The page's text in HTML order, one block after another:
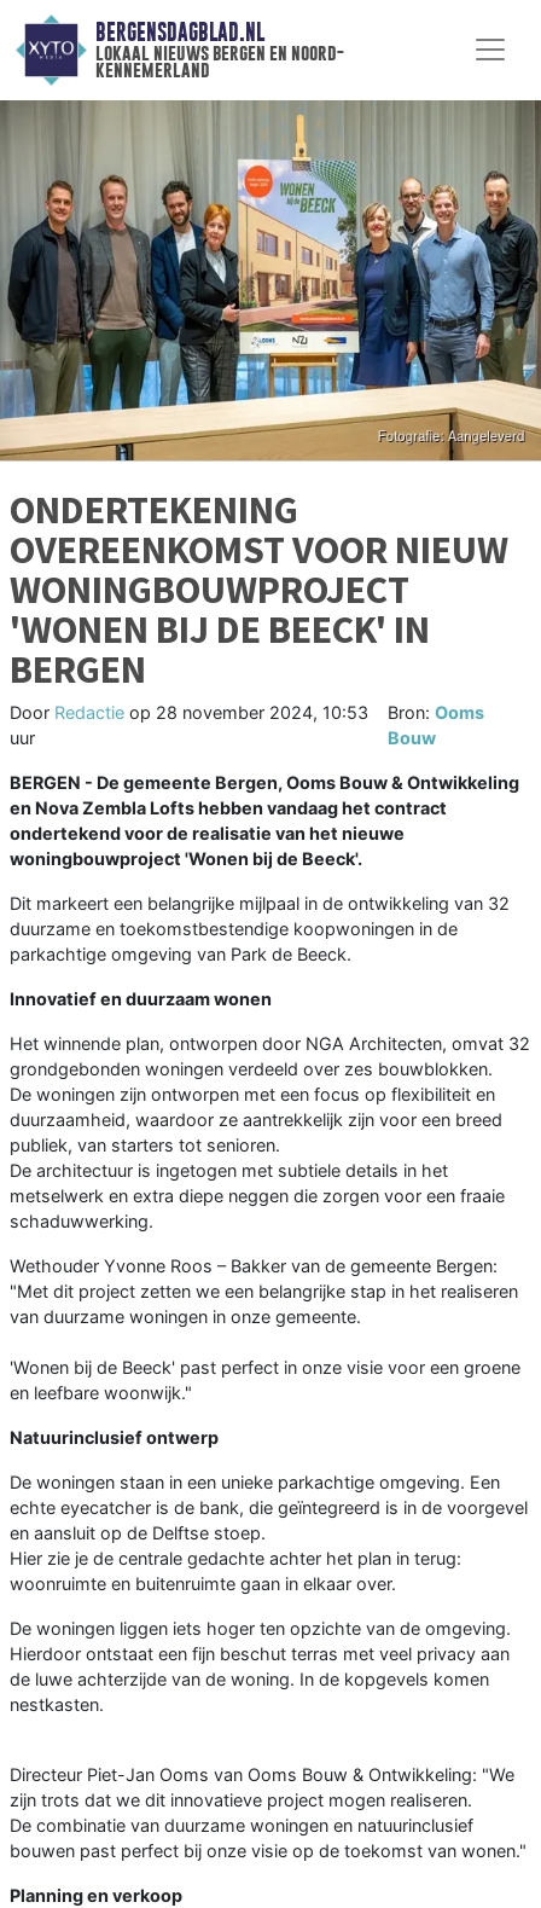
BERGENSDAGBLAD.NL
lokaal nieuws bergen en noord-
kennemerland
ONDERTEKENING
OVEREENKOMST VOOR NIEUW
WONINGBOUWPROJECT
'WONEN BIJ DE BEECK' IN
BERGEN
Door Redactie op 28 november 2024, 10:53
uur
Bron: Ooms
Bouw
BERGEN - De gemeente Bergen, Ooms Bouw & Ontwikkeling
en Nova Zembla Lofts hebben vandaag het contract
ondertekend voor de realisatie van het nieuwe
woningbouwproject 'Wonen bij de Beeck'.
Dit markeert een belangrijke mijlpaal in de ontwikkeling van 32
duurzame en toekomstbestendige koopwoningen in de
parkachtige omgeving van Park de Beeck.
Innovatief en duurzaam wonen
Het winnende plan, ontworpen door NGA Architecten, omvat 32
grondgebonden woningen verdeeld over zes bouwblokken.
De woningen zijn ontworpen met een focus op flexibiliteit en
duurzaamheid, waardoor ze aantrekkelijk zijn voor een breed
publiek, van starters tot senioren.
De architectuur is ingetogen met subtiele details in het
metselwerk en extra diepe neggen die zorgen voor een fraaie
schaduwwerking.
Wethouder Yvonne Roos – Bakker van de gemeente Bergen:
"Met dit project zetten we een belangrijke stap in het realiseren
van duurzame woningen in onze gemeente.
'Wonen bij de Beeck' past perfect in onze visie voor een groene
en leefbare woonwijk."
Natuurinclusief ontwerp
De woningen staan in een unieke parkachtige omgeving. Een
echte eyecatcher is de bank, die geïntegreerd is in de voorgevel
en aansluit op de Delftse stoep.
Hier zie je de centrale gedachte achter het plan in terug:
woonruimte en buitenruimte gaan in elkaar over.
De woningen liggen iets hoger ten opzichte van de omgeving.
Hierdoor ontstaat een fijn beschut terras met veel privacy aan
de luwe achterzijde van de woning. In de kopgevels komen
nestkasten.
Directeur Piet-Jan Ooms van Ooms Bouw & Ontwikkeling: "We
zijn trots dat we dit innovatieve project mogen realiseren.
De combinatie van duurzame woningen en natuurinclusief
bouwen past perfect bij onze visie op de toekomst van wonen."
Planning en verkoop